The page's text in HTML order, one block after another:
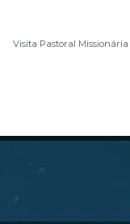
Visita Pastoral